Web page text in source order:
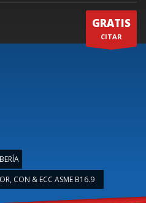
GRATIS
CITAR
CON & ECC ASME B16.9